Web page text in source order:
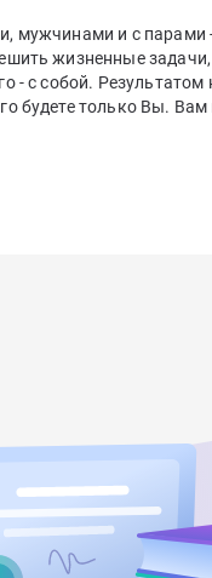
мужчинами и с парами -
жизненные
- с собой.
будете только Вы.
негативный